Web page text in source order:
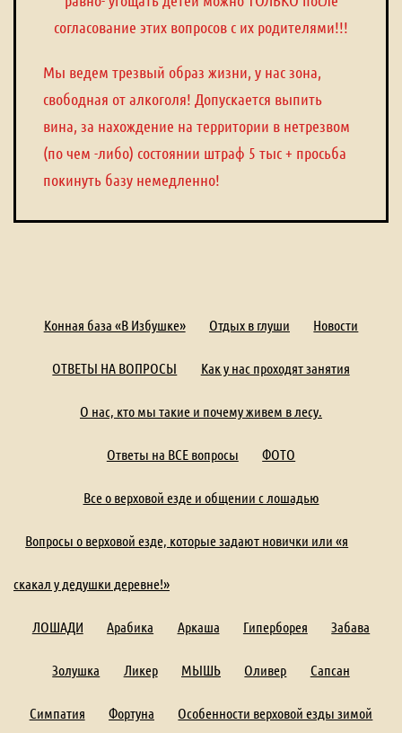
согласование этих вопросов с их родителями!!!
Мы ведем трезвый образ жизни, у нас зона,
свободная от алкоголя! Допускается выпить
вина, за нахождение на территории в нетрезвом
(по чем -либо) состоянии штраф 5 тыс + просьба
покинуть базу немедленно!
Конная база «В Избушке» Отдых в глуши Новости
ОТВЕТЫ НА ВОПРОСЫ Как у нас проходят занятия
О нас, кто мы такие и почему живем в лесу.
Ответы на ВСЕ вопросы ФОТО
Все о верховой езде и общении с лошадью
Вопросы о верховой езде, которые задают новички или «я
скакал у дедушки деревне!»
ЛОШАДИ Арабика Аркаша Гиперборея Забава
Золушка Ликер МЫШЬ Оливер Сапсан
Симпатия Фортуна Особенности верховой езды зимой